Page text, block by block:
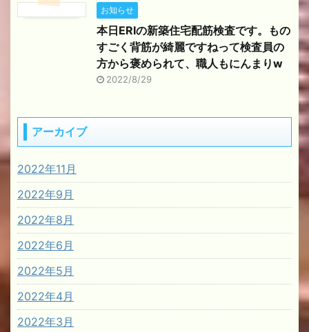
お知らせ
本日ERIの新築住宅配筋検査です。もの
すごく背筋が綺麗ですねって検査員の
方から褒められて、職人もにんまりw
2022/8/29
アーカイブ
2022年11月
2022年9月
2022年8月
2022年6月
2022年5月
2022年4月
2022年3月